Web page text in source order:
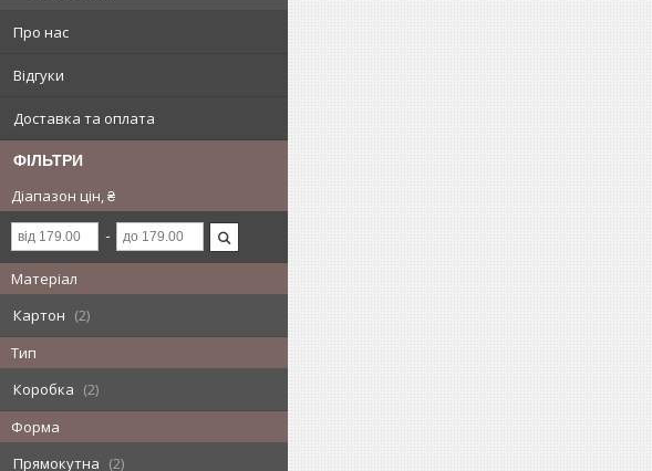
Про нас
Відгуки
Доставка та оплата
ФІЛЬТРИ
Діапазон цін, ₴
Матеріал
Картон
2
Тип
Коробка
2
Форма
Прямокутна
2